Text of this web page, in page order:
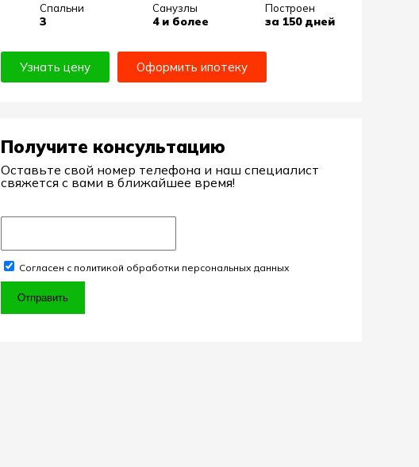
Спальни
3
Санузлы
4 и более
Построен
за 150 дней
Узнать цену Оформить ипотеку
Получите консультацию
Оставьте свой номер телефона и наш специалист
свяжется с вами в ближайшее время!
Согласен с политикой обработки персональных данных
Отправить